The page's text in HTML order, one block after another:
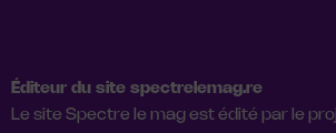
Éditeur du site spectrelemag.re
Le site Spectre le mag est édité par le